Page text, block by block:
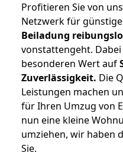
Profitieren Sie von
Netzwerk für
Beiladung
vonstattengeht.
besonderen Wert auf
Zuverlässigkeit. Die
Leistungen machen
für Ihren Umzug von
nun eine kleine
umziehen, wir haben
Sie.